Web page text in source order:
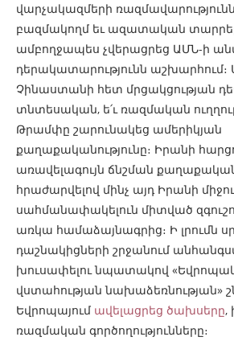
վարչակազմերի
բազմակողմ եւ ազատական
ամբողջապես չվերացրեց ԱՄՆ-ի
դերակատարությունն աշխարհում։
Չինաստանի հետ մրցակցության
տնտեսական, ե՛ւ ռազմական
Թրամփը շարունակեց ամերիկյան
քաղաքականությունը։ Իրանի
առավելագույն ճնշման
հրաժարվելով մինչ այդ Իրանի
սահմանափակելուն միտված
առկա համաձայնագրից։ Ի լրումն
դաշնակիցների շրջանում
խուսափելու նպատակով
վստահության նախաձեռնության»
Եվրոպայում ավելացրեց ծախսերը,
ռազմական գործողությունները։